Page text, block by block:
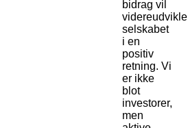
bidrag vil
videreudvikle
selskabet
i en
positiv
retning. Vi
er ikke
blot
investorer,
men